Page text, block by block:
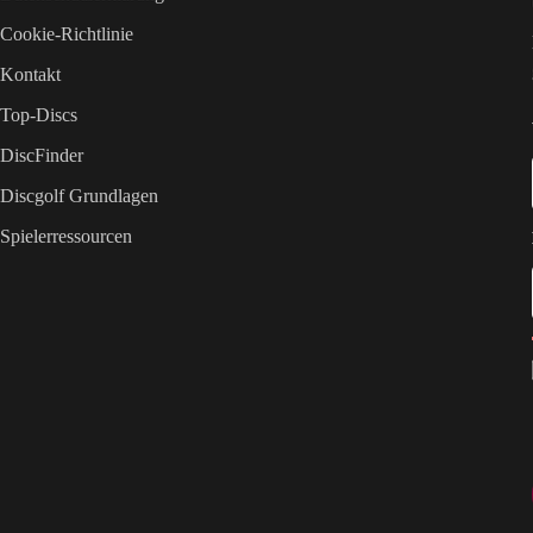
Cookie-Richtlinie
Kontakt
Top-Discs
DiscFinder
Discgolf Grundlagen
Spielerressourcen